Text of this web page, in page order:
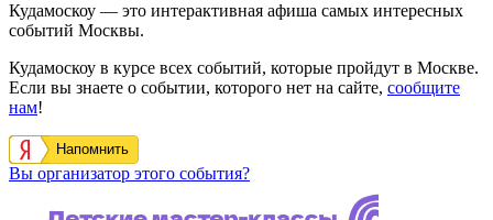
Кудамоскоу — это интерактивная афиша самых интересных
событий Москвы.
Кудамоскоу в курсе всех событий, которые пройдут в Москве.
Если вы знаете о событии, которого нет на сайте, сообщите
нам!
Напомнить
Вы организатор этого события?